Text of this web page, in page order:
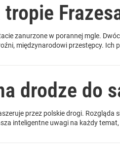
tropie
zanurzone w porannej mgle.
międzynarodowi przestępcy. Ich
drodze do
przez polskie drogi.
inteligentne uwagi na każdy